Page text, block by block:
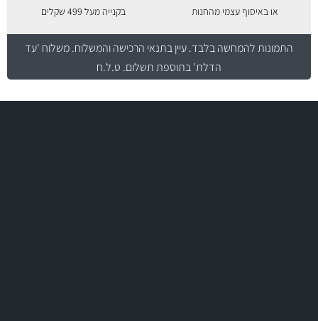
או באיסוף עצמי מהחנות בקנייה מעל 499 שקלים
התמונות להמחשה בלבד.עיין בתנאי הרכישה והמשלוח. משלוח 'עד
הדלת' בתוספת תשלום. ט.ל.ח